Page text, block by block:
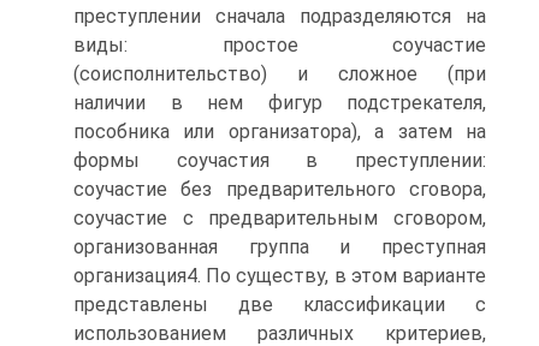
преступлении сначала подразделяются на
виды: простое соучастие
(соисполнительство) и сложное (при
наличии в нем фигур подстрекателя,
пособника или организатора), а затем на
формы соучастия в преступлении:
соучастие без предварительного сговора,
соучастие с предварительным сговором,
организованная группа и преступная
организация4. По существу, в этом варианте
представлены две классификации с
использованием различных критериев,